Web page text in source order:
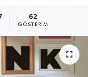
62
GÖSTERIM